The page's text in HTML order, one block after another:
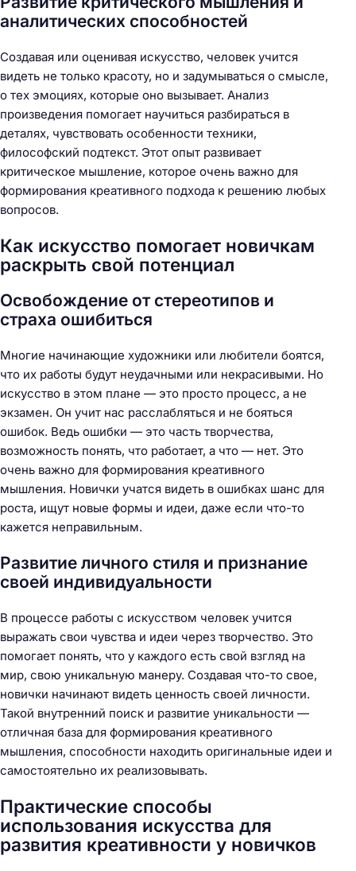
аналитических способностей
Создавая или оценивая искусство, человек учится
видеть не только красоту, но и задумываться о смысле,
о тех эмоциях, которые оно вызывает. Анализ
произведения помогает научиться разбираться в
деталях, чувствовать особенности техники,
философский подтекст. Этот опыт развивает
критическое мышление, которое очень важно для
формирования креативного подхода к решению любых
вопросов.
Как искусство помогает новичкам
раскрыть свой потенциал
Освобождение от стереотипов и
страха ошибиться
Многие начинающие художники или любители боятся,
что их работы будут неудачными или некрасивыми. Но
искусство в этом плане — это просто процесс, а не
экзамен. Он учит нас расслабляться и не бояться
ошибок. Ведь ошибки — это часть творчества,
возможность понять, что работает, а что — нет. Это
очень важно для формирования креативного
мышления. Новички учатся видеть в ошибках шанс для
роста, ищут новые формы и идеи, даже если что-то
кажется неправильным.
Развитие личного стиля и признание
своей индивидуальности
В процессе работы с искусством человек учится
выражать свои чувства и идеи через творчество. Это
помогает понять, что у каждого есть свой взгляд на
мир, свою уникальную манеру. Создавая что-то свое,
новички начинают видеть ценность своей личности.
Такой внутренний поиск и развитие уникальности —
отличная база для формирования креативного
мышления, способности находить оригинальные идеи и
самостоятельно их реализовывать.
Практические способы
использования искусства для
развития креативности у новичков